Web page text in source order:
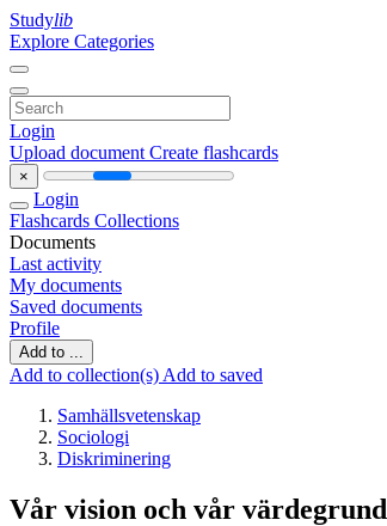
Studylib
Explore Categories
Login
Upload document Create flashcards
×
Login
Flashcards Collections
Documents
Last activity
My documents
Saved documents
Profile
Add to ...
Add to collection(s) Add to saved
Samhällsvetenskap
Sociologi
Diskriminering
Vår vision och vår värdegrund